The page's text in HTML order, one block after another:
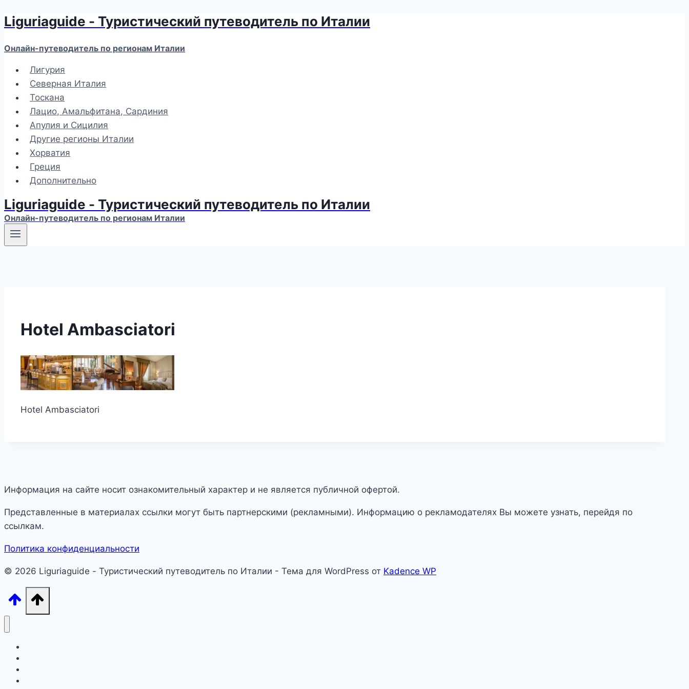
Перейти
содержимому
Liguriaguide - Туристический путеводитель по Италии
Онлайн-путеводитель по регионам Италии
Лигурия
Северная Италия
Тоскана
Лацио, Амальфитана, Сардиния
Апулия и Сицилия
Другие регионы Италии
Хорватия
Греция
Дополнительно
Liguriaguide - Туристический путеводитель по Италии
Онлайн-путеводитель по регионам Италии
Hotel Ambasciatori
Hotel Ambasciatori
Информация на сайте носит ознакомительный характер и не является публичной офертой.
Представленные в материалах ссылки могут быть партнерскими (рекламными). Информацию о рекламодателях Вы можете узнать, перейдя по
ссылкам.
Политика конфиденциальности
© 2026 Liguriaguide - Туристический путеводитель по Италии - Тема для WordPress от Kadence WP